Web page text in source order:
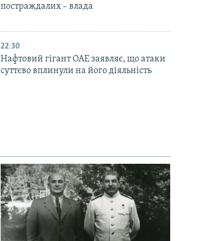
постраждалих – влада
22:30
Нафтовий гігант ОАЕ заявляє, що атаки
суттєво вплинули на його діяльність